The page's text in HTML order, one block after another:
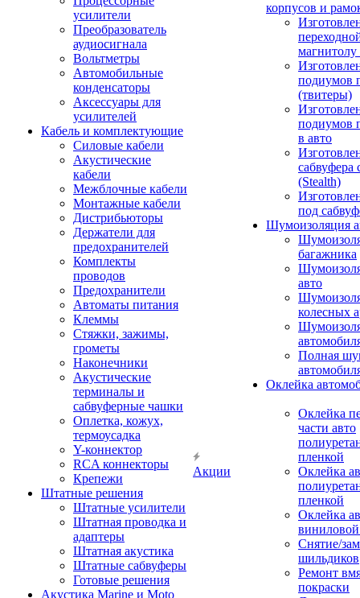
усилители
Преобразователь
аудиосигнала
Вольтметры
Автомобильные
конденсаторы
Аксессуары для
усилителей
Кабель и комплектующие
Силовые кабели
Акустические
кабели
Межблочные кабели
Монтажные кабели
Дистрибьюторы
Держатели для
предохранителей
Комплекты
проводов
Предохранители
Автоматы питания
Клеммы
Стяжки, зажимы,
грометы
Наконечники
Акустические
терминалы и
сабвуферные чашки
Оплетка, кожух,
термоусадка
Y-коннектор
RCA коннекторы
Крепежи
Штатные решения
Штатные усилители
Штатная проводка и
адаптеры
Штатная акустика
Штатные сабвуферы
Готовые решения
Акустика Marine и Moto
Акции
корпусов и
подиумов
(твитеры)
подиумов
в авто
сабвуфера
(Stealth)
под
Шумоизоляция
багажника
авто
колесных
Полная
Оклейка
Оклейка
части авто
пленкой
Оклейка
пленкой
Оклейка
Снятие/
шильдиков
Ремонт
покраски